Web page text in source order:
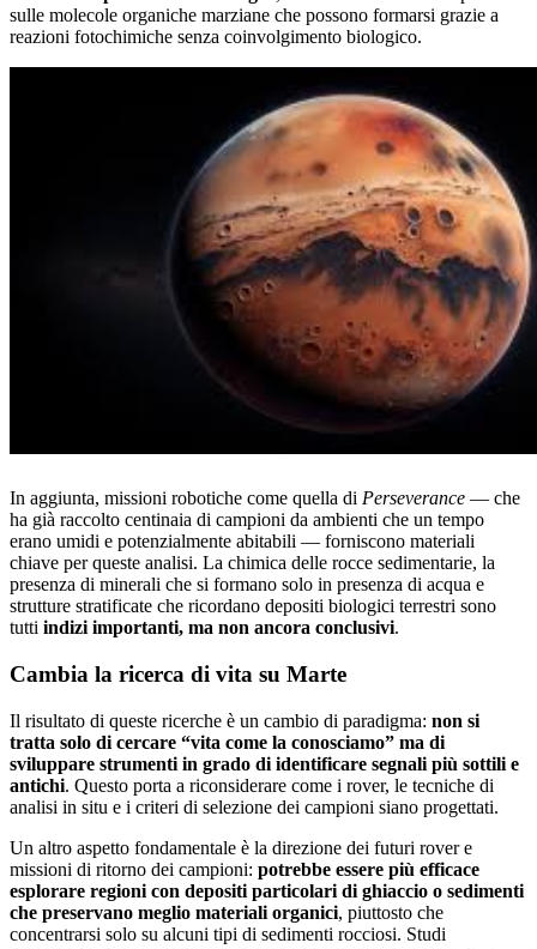
sulle molecole organiche marziane che possono formarsi grazie a
reazioni fotochimiche senza coinvolgimento biologico.
In aggiunta, missioni robotiche come quella di Perseverance — che
ha già raccolto centinaia di campioni da ambienti che un tempo
erano umidi e potenzialmente abitabili — forniscono materiali
chiave per queste analisi. La chimica delle rocce sedimentarie, la
presenza di minerali che si formano solo in presenza di acqua e
strutture stratificate che ricordano depositi biologici terrestri sono
tutti indizi importanti, ma non ancora conclusivi.
Cambia la ricerca di vita su Marte
Il risultato di queste ricerche è un cambio di paradigma: non si
tratta solo di cercare “vita come la conosciamo” ma di
sviluppare strumenti in grado di identificare segnali più sottili e
antichi. Questo porta a riconsiderare come i rover, le tecniche di
analisi in situ e i criteri di selezione dei campioni siano progettati.
Un altro aspetto fondamentale è la direzione dei futuri rover e
missioni di ritorno dei campioni: potrebbe essere più efficace
esplorare regioni con depositi particolari di ghiaccio o sedimenti
che preservano meglio materiali organici, piuttosto che
concentrarsi solo su alcuni tipi di sedimenti rocciosi. Studi